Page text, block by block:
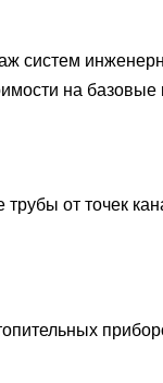
систем
на
от точек